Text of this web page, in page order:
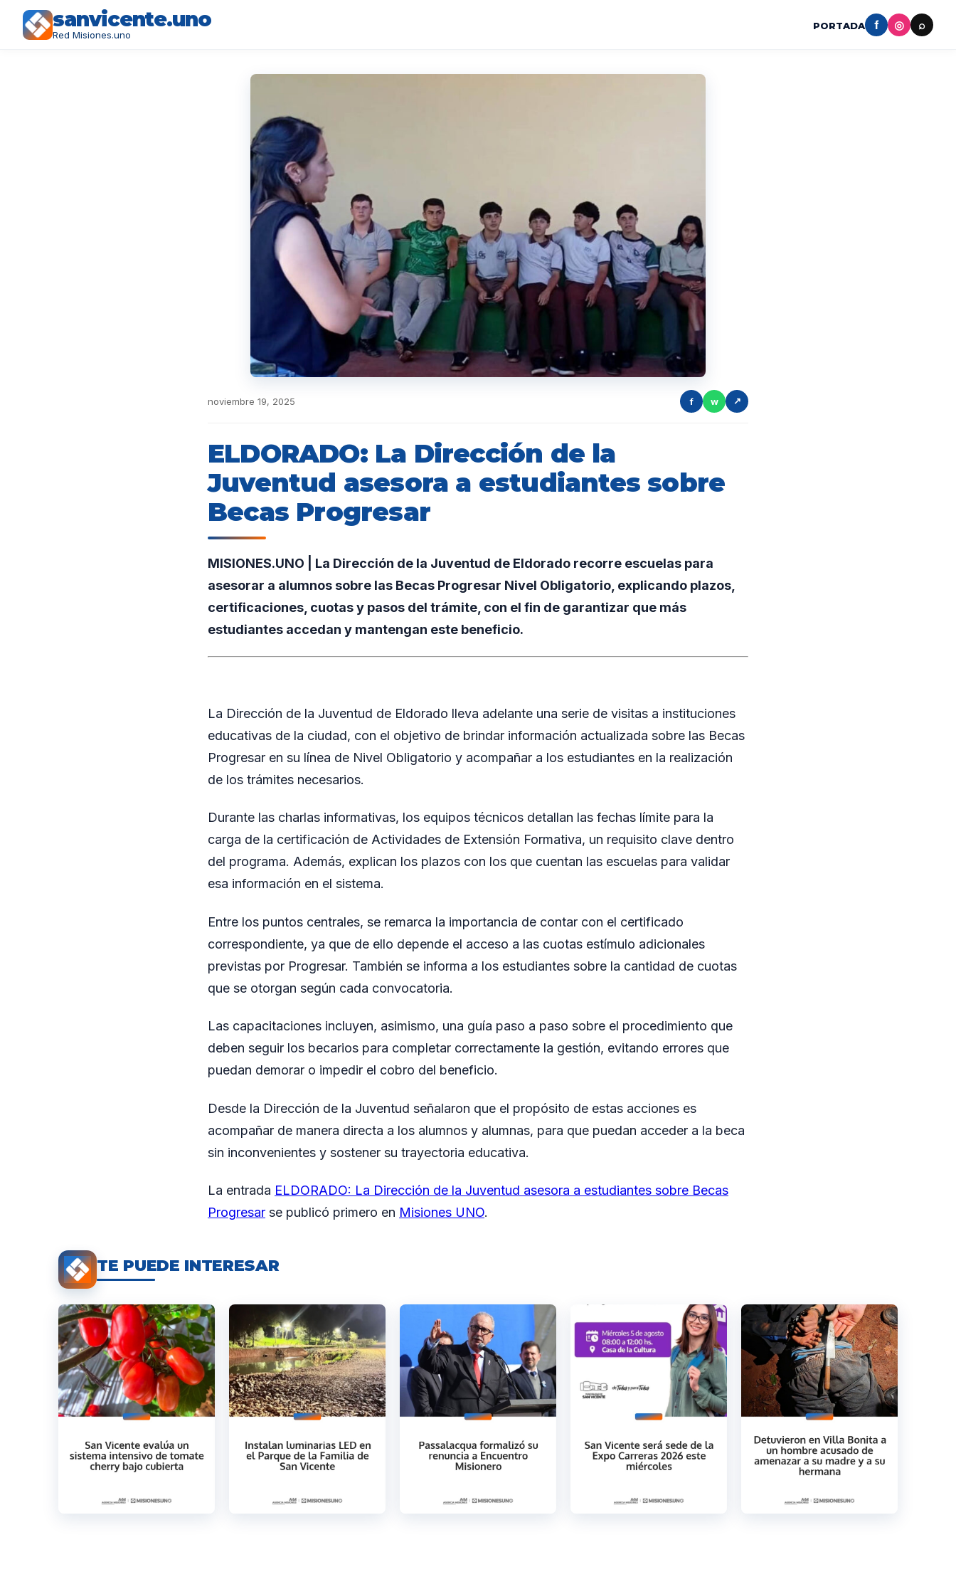
sanvicente.uno
Red Misiones.uno
PORTADA f ◎ ⌕
noviembre 19, 2025 f w ↗
ELDORADO: La Dirección de la
Juventud asesora a estudiantes sobre
Becas Progresar
MISIONES.UNO | La Dirección de la Juventud de Eldorado recorre escuelas para
asesorar a alumnos sobre las Becas Progresar Nivel Obligatorio, explicando plazos,
certificaciones, cuotas y pasos del trámite, con el fin de garantizar que más
estudiantes accedan y mantengan este beneficio.
La Dirección de la Juventud de Eldorado lleva adelante una serie de visitas a instituciones
educativas de la ciudad, con el objetivo de brindar información actualizada sobre las Becas
Progresar en su línea de Nivel Obligatorio y acompañar a los estudiantes en la realización
de los trámites necesarios.
Durante las charlas informativas, los equipos técnicos detallan las fechas límite para la
carga de la certificación de Actividades de Extensión Formativa, un requisito clave dentro
del programa. Además, explican los plazos con los que cuentan las escuelas para validar
esa información en el sistema.
Entre los puntos centrales, se remarca la importancia de contar con el certificado
correspondiente, ya que de ello depende el acceso a las cuotas estímulo adicionales
previstas por Progresar. También se informa a los estudiantes sobre la cantidad de cuotas
que se otorgan según cada convocatoria.
Las capacitaciones incluyen, asimismo, una guía paso a paso sobre el procedimiento que
deben seguir los becarios para completar correctamente la gestión, evitando errores que
puedan demorar o impedir el cobro del beneficio.
Desde la Dirección de la Juventud señalaron que el propósito de estas acciones es
acompañar de manera directa a los alumnos y alumnas, para que puedan acceder a la beca
sin inconvenientes y sostener su trayectoria educativa.
La entrada ELDORADO: La Dirección de la Juventud asesora a estudiantes sobre Becas
Progresar se publicó primero en Misiones UNO.
TE PUEDE INTERESAR